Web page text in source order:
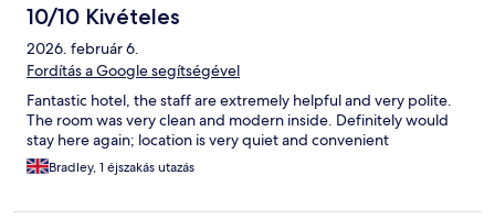
10/10 Kivételes
2026. február 6.
Fordítás a Google segítségével
Fantastic hotel, the staff are extremely helpful and very polite.
The room was very clean and modern inside. Definitely would
stay here again; location is very quiet and convenient
Bradley, 1 éjszakás utazás